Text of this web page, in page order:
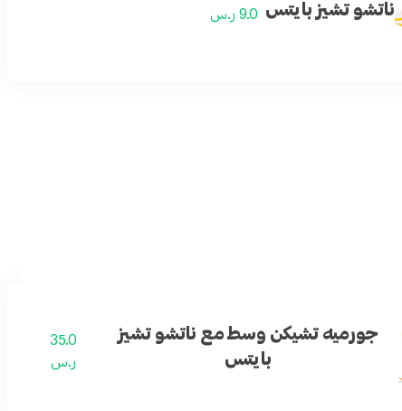
ناتشو تشيز بايتس 9.0 ر.س
جورميه تشيكن وسط مع ناتشو تشيز
بايتس
35.0
ر.س